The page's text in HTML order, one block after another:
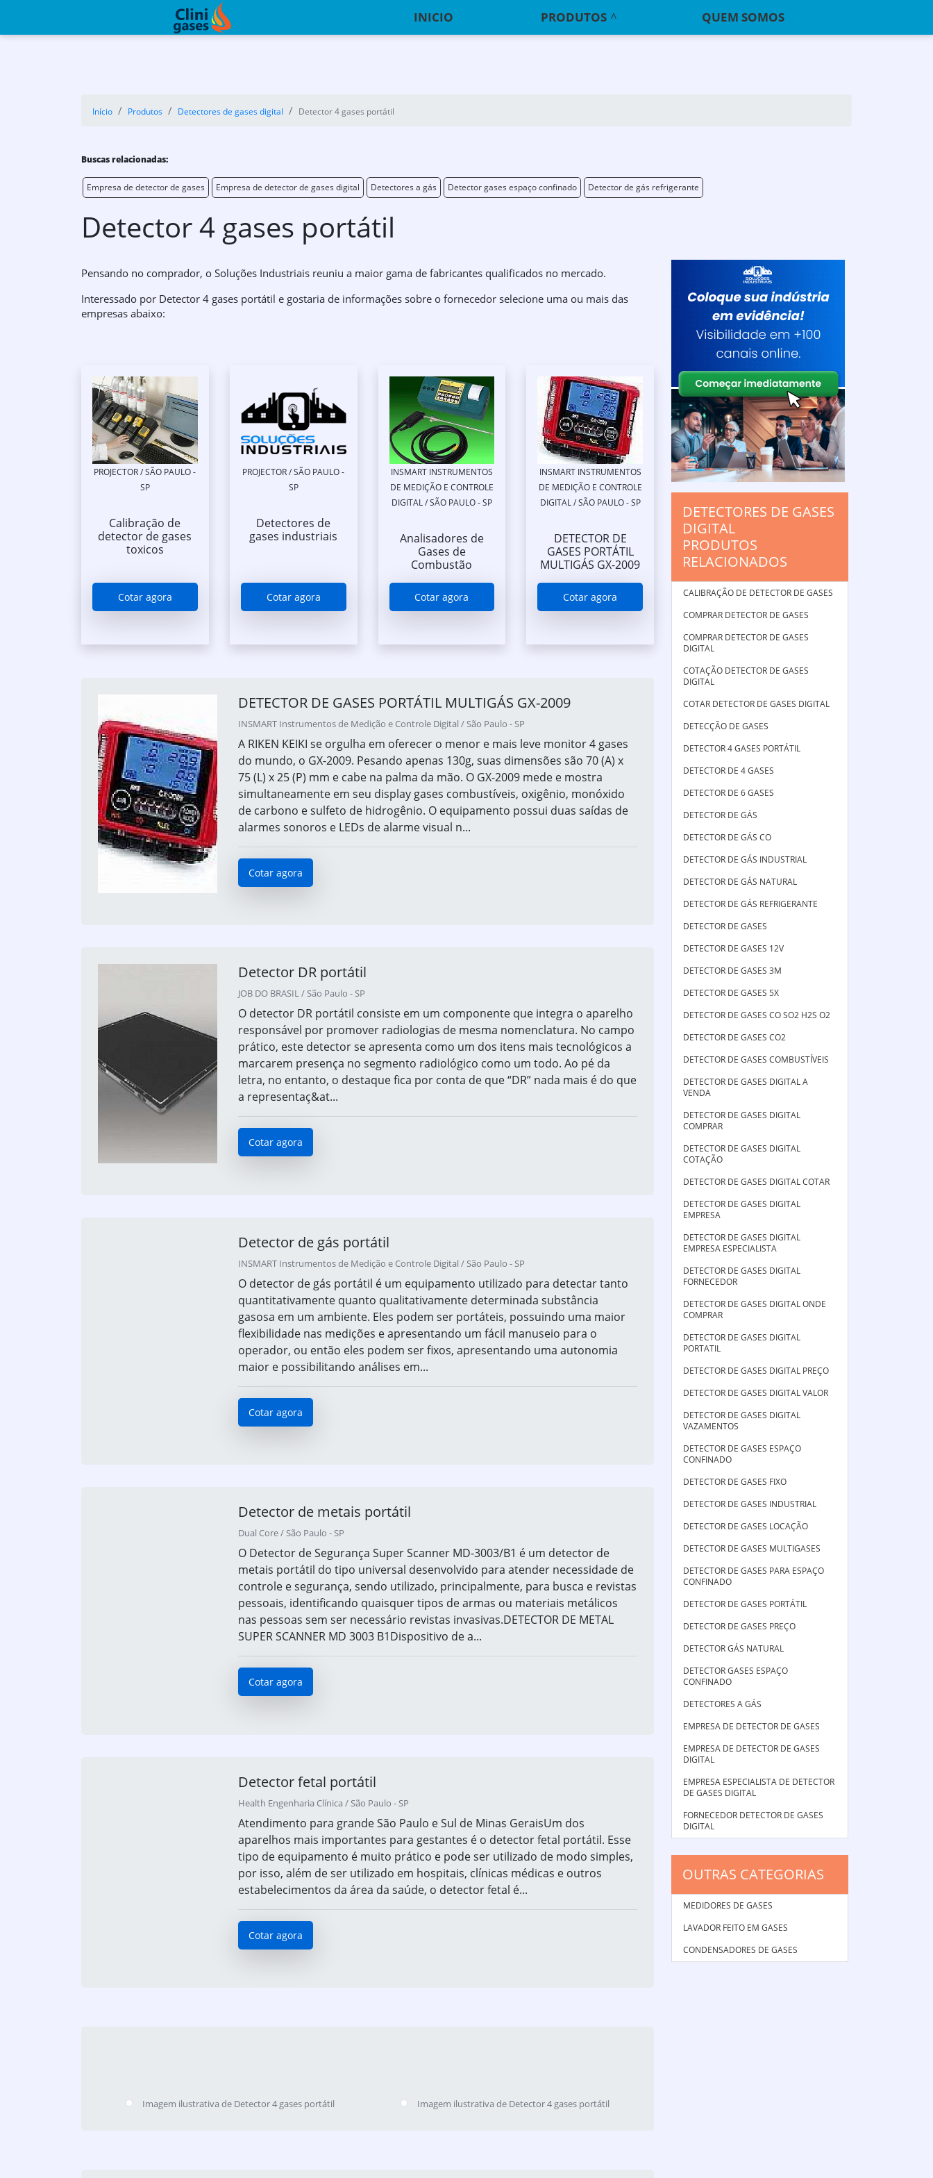
INICIO PRODUTOS QUEM SOMOS
Início Produtos Detectores de gases digital Detector 4 gases portátil
Buscas relacionadas:
Empresa de detector de gases Empresa de detector de gases digital Detectores a gás Detector gases espaço confinado Detector de gás refrigerante
Detector 4 gases portátil
Pensando no comprador, o Soluções Industriais reuniu a maior gama de fabricantes qualificados no mercado.
Interessado por Detector 4 gases portátil e gostaria de informações sobre o fornecedor selecione uma ou mais das
empresas abaixo:
PROJECTOR / SÃO PAULO -
SP
Calibração de
detector de gases
toxicos
Cotar agora
PROJECTOR / SÃO PAULO -
SP
Detectores de
gases industriais
Cotar agora
INSMART INSTRUMENTOS
DE MEDIÇÃO E CONTROLE
DIGITAL / SÃO PAULO - SP
Analisadores de
Gases de
Combustão
Cotar agora
INSMART INSTRUMENTOS
DE MEDIÇÃO E CONTROLE
DIGITAL / SÃO PAULO - SP
DETECTOR DE
GASES PORTÁTIL
MULTIGÁS GX-2009
Cotar agora
DETECTOR DE GASES PORTÁTIL MULTIGÁS GX-2009
INSMART Instrumentos de Medição e Controle Digital / São Paulo - SP
A RIKEN KEIKI se orgulha em oferecer o menor e mais leve monitor 4 gases
do mundo, o GX-2009. Pesando apenas 130g, suas dimensões são 70 (A) x
75 (L) x 25 (P) mm e cabe na palma da mão. O GX-2009 mede e mostra
simultaneamente em seu display gases combustíveis, oxigênio, monóxido
de carbono e sulfeto de hidrogênio. O equipamento possui duas saídas de
alarmes sonoros e LEDs de alarme visual n...
Cotar agora
Detector DR portátil
JOB DO BRASIL / São Paulo - SP
O detector DR portátil consiste em um componente que integra o aparelho
responsável por promover radiologias de mesma nomenclatura. No campo
prático, este detector se apresenta como um dos itens mais tecnológicos a
marcarem presença no segmento radiológico como um todo. Ao pé da
letra, no entanto, o destaque fica por conta de que “DR” nada mais é do que
a representaç&at...
Cotar agora
Detector de gás portátil
INSMART Instrumentos de Medição e Controle Digital / São Paulo - SP
O detector de gás portátil é um equipamento utilizado para detectar tanto
quantitativamente quanto qualitativamente determinada substância
gasosa em um ambiente. Eles podem ser portáteis, possuindo uma maior
flexibilidade nas medições e apresentando um fácil manuseio para o
operador, ou então eles podem ser fixos, apresentando uma autonomia
maior e possibilitando análises em...
Cotar agora
Detector de metais portátil
Dual Core / São Paulo - SP
O Detector de Segurança Super Scanner MD-3003/B1 é um detector de
metais portátil do tipo universal desenvolvido para atender necessidade de
controle e segurança, sendo utilizado, principalmente, para busca e revistas
pessoais, identificando quaisquer tipos de armas ou materiais metálicos
nas pessoas sem ser necessário revistas invasivas.DETECTOR DE METAL
SUPER SCANNER MD 3003 B1Dispositivo de a...
Cotar agora
Detector fetal portátil
Health Engenharia Clínica / São Paulo - SP
Atendimento para grande São Paulo e Sul de Minas GeraisUm dos
aparelhos mais importantes para gestantes é o detector fetal portátil. Esse
tipo de equipamento é muito prático e pode ser utilizado de modo simples,
por isso, além de ser utilizado em hospitais, clínicas médicas e outros
estabelecimentos da área da saúde, o detector fetal é...
Cotar agora
Imagem ilustrativa de Detector 4 gases portátil Imagem ilustrativa de Detector 4 gases portátil
DETECTORES DE GASES
DIGITAL
PRODUTOS
RELACIONADOS
CALIBRAÇÃO DE DETECTOR DE GASES
COMPRAR DETECTOR DE GASES
COMPRAR DETECTOR DE GASES
DIGITAL
COTAÇÃO DETECTOR DE GASES
DIGITAL
COTAR DETECTOR DE GASES DIGITAL
DETECÇÃO DE GASES
DETECTOR 4 GASES PORTÁTIL
DETECTOR DE 4 GASES
DETECTOR DE 6 GASES
DETECTOR DE GÁS
DETECTOR DE GÁS CO
DETECTOR DE GÁS INDUSTRIAL
DETECTOR DE GÁS NATURAL
DETECTOR DE GÁS REFRIGERANTE
DETECTOR DE GASES
DETECTOR DE GASES 12V
DETECTOR DE GASES 3M
DETECTOR DE GASES 5X
DETECTOR DE GASES CO SO2 H2S O2
DETECTOR DE GASES CO2
DETECTOR DE GASES COMBUSTÍVEIS
DETECTOR DE GASES DIGITAL A
VENDA
DETECTOR DE GASES DIGITAL
COMPRAR
DETECTOR DE GASES DIGITAL
COTAÇÃO
DETECTOR DE GASES DIGITAL COTAR
DETECTOR DE GASES DIGITAL
EMPRESA
DETECTOR DE GASES DIGITAL
EMPRESA ESPECIALISTA
DETECTOR DE GASES DIGITAL
FORNECEDOR
DETECTOR DE GASES DIGITAL ONDE
COMPRAR
DETECTOR DE GASES DIGITAL
PORTATIL
DETECTOR DE GASES DIGITAL PREÇO
DETECTOR DE GASES DIGITAL VALOR
DETECTOR DE GASES DIGITAL
VAZAMENTOS
DETECTOR DE GASES ESPAÇO
CONFINADO
DETECTOR DE GASES FIXO
DETECTOR DE GASES INDUSTRIAL
DETECTOR DE GASES LOCAÇÃO
DETECTOR DE GASES MULTIGASES
DETECTOR DE GASES PARA ESPAÇO
CONFINADO
DETECTOR DE GASES PORTÁTIL
DETECTOR DE GASES PREÇO
DETECTOR GÁS NATURAL
DETECTOR GASES ESPAÇO
CONFINADO
DETECTORES A GÁS
EMPRESA DE DETECTOR DE GASES
EMPRESA DE DETECTOR DE GASES
DIGITAL
EMPRESA ESPECIALISTA DE DETECTOR
DE GASES DIGITAL
FORNECEDOR DETECTOR DE GASES
DIGITAL
OUTRAS CATEGORIAS
MEDIDORES DE GASES
LAVADOR FEITO EM GASES
CONDENSADORES DE GASES